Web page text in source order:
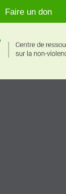
Faire un don